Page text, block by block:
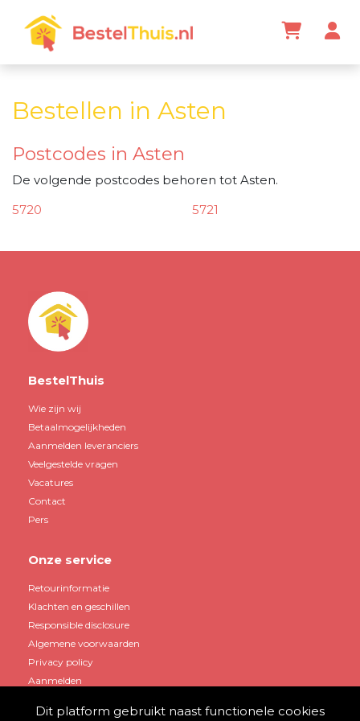
Bestellen in Asten
Postcodes in Asten
De volgende postcodes behoren tot Asten.
5720
5721
BestelThuis
Wie zijn wij
Betaalmogelijkheden
Aanmelden leveranciers
Veelgestelde vragen
Vacatures
Contact
Pers
Onze service
Retourinformatie
Klachten en geschillen
Responsible disclosure
Algemene voorwaarden
Privacy policy
Aanmelden
Dit platform gebruikt naast functionele cookies